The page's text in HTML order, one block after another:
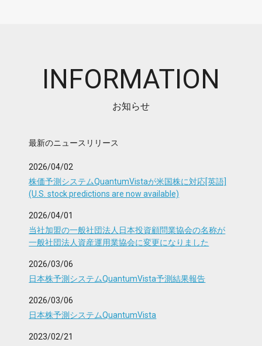
INFORMATION
お知らせ
最新のニュースリリース
2026/04/02
株価予測システムQuantumVistaが米国株に対応[英語]
(U.S. stock predictions are now available)
2026/04/01
当社加盟の一般社団法人日本投資顧問業協会の名称が
一般社団法人資産運用業協会に変更になりました
2026/03/06
日本株予測システムQuantumVista予測結果報告
2026/03/06
日本株予測システムQuantumVista
2023/02/21